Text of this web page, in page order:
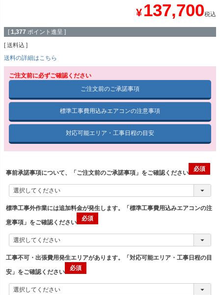
¥ 137,700税込
[ 1,377 ポイント進呈 ]
送料込
送料の詳細はこちら
ご注文前に必ずご確認ください
ご注文前のご承諾事項
標準工事費用込みエアコンの注意事項
対応可能エリア・工事日程の目安
事前承諾事項について、「ご注文前のご承諾事項」をご確認ください
標準工事外作業には追加料金が発生します。「標準工事費用込みエアコンの注
意事項」をご確認ください
工事不可・出張費用発生エリアがあります。「対応可能エリア・工事日程の目
安」をご確認ください